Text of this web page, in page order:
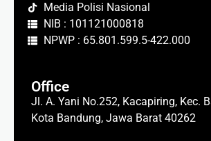
Media Polisi Nasional
NIB : 101121000818
NPWP : 65.801.599.5-422.000
Office
Jl. A. Yani No.252, Kacapiring, Kec.
Kota Bandung, Jawa Barat 40262